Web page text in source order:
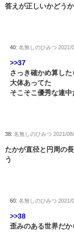
答えが正しいかどう
40: 名無しのひみつ 2021/
>>37
さっき確かめ算した
大体あってた
そこそこ優秀な連中
38: 名無しのひみつ 2021/
たかが直径と円周の
う
60: 名無しのひみつ 2021/
>>38
歪みのある世界だか